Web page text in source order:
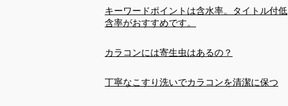
キーワードポイントは含水率。タイトル付低
含率がおすすめです。
カラコンには寄生虫はあるの？
丁寧なこすり洗いでカラコンを清潔に保つ